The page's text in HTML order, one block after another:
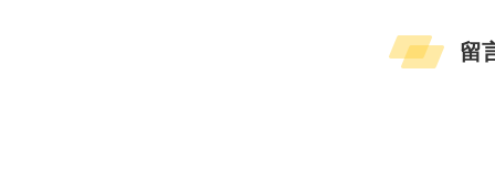
附件
留